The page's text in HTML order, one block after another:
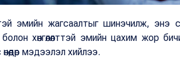
эмийн жагсаалтыг шинэчилж,
хөнгөлөлттэй эмийн цахим жор
мэдээлэл хийлээ.